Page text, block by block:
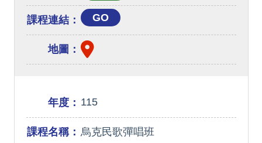
課程連結： GO
地圖：
年度： 115
課程名稱： 烏克民歌彈唱班